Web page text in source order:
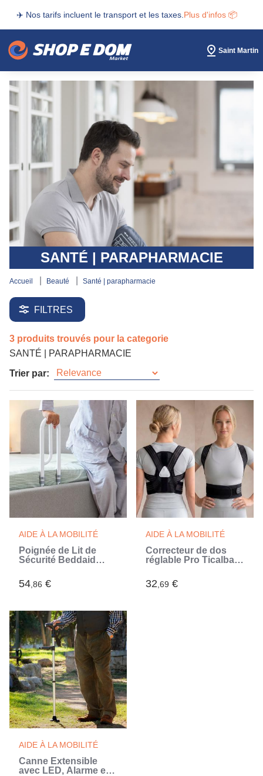
✈️ Nos tarifs incluent le transport et les taxes. Plus d'infos 📦
Saint Martin
SANTÉ | PARAPHARMACIE
accueil beauté santé | parapharmacie
FILTRES
3 produits trouvés pour la categorie
SANTÉ | PARAPHARMACIE
Trier par:
AIDE À LA MOBILITÉ
Poignée de Lit de
Sécurité Beddaid
54,86 €
AIDE À LA MOBILITÉ
Correcteur de dos
réglable Pro Ticalbak
32,69 €
AIDE À LA MOBILITÉ
Canne Extensible
avec LED, Alarme et